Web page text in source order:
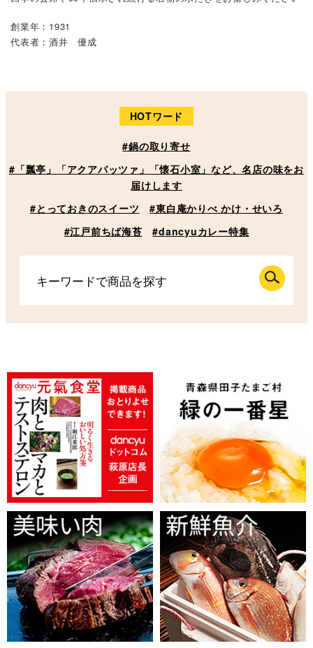
創業年：1931
代表者：酒井 優成
HOTワード
#鍋の取り寄せ
#「瓢亭」「アクアパッツァ」「懐石小室」など、名店の味をお
届けします
#とっておきのスイーツ
#東白庵かりべ かけ・せいろ
#江戸前ちば海苔
#dancyuカレー特集